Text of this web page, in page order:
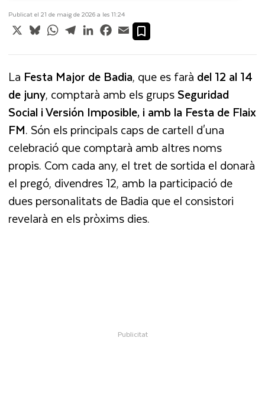
Publicat el 21 de maig de 2026 a les 11:24
X BlueskyWhatsApp
TelegramLinkedInFacebook
Email
La Festa Major de Badia, que es farà del 12 al 14
de juny, comptarà amb els grupsSeguridad
Social i Versión Imposible, i amb la Festa de Flaix
FM. Són els principals caps de cartell d'una
celebració que comptarà amb altres noms
propis. Com cada any, el tret de sortida el donarà
el pregó, divendres 12, amb la participació de
dues personalitats de Badia que el consistori
revelarà en els pròxims dies.